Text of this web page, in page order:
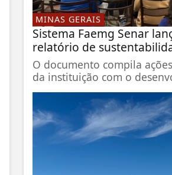
MINAS GERAIS
Sistema Faemg Senar
relatório de
O documento compila
da instituição com o